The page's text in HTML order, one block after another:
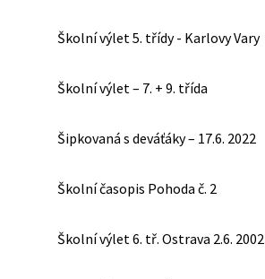
Školní výlet 5. třídy - Karlovy Vary
Školní výlet – 7. + 9. třída
Šipkovaná s deváťáky – 17.6. 2022
Školní časopis Pohoda č. 2
Školní výlet 6. tř. Ostrava 2.6. 2002